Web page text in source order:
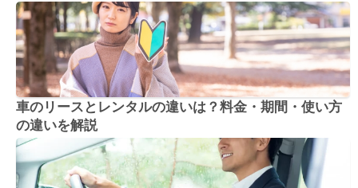
車のリースとレンタルの違いは？料金・期間・使い方
の違いを解説